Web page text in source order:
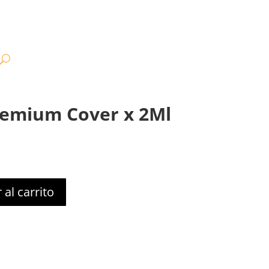
Cover x 2Ml
al carrito